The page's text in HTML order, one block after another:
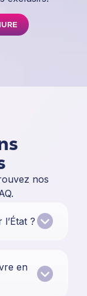
nos
?
en